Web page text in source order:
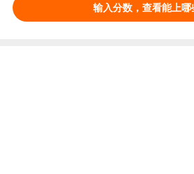
输入分数，查看能上哪